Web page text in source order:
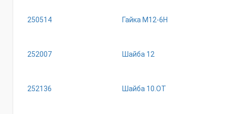
250514 Гайка М12-6Н
252007 Шайба 12
252136 Шайба 10.ОТ